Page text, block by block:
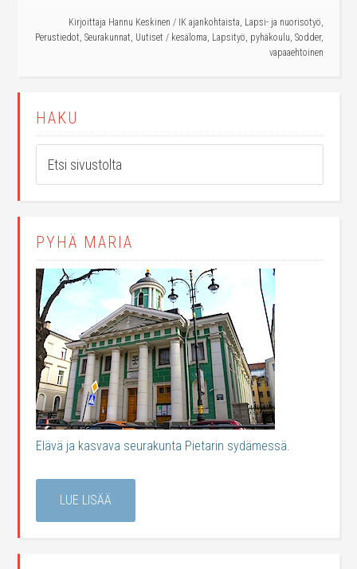
Kirjoittaja Hannu Keskinen / IK ajankohtaista, Lapsi- ja nuorisotyö,
Perustiedot, Seurakunnat, Uutiset / kesäloma, Lapsityö, pyhäkoulu, Sodder,
vapaaehtoinen
HAKU
PYHÄ MARIA
Elävä ja kasvava seurakunta Pietarin sydämessä.
LUE LISÄÄ